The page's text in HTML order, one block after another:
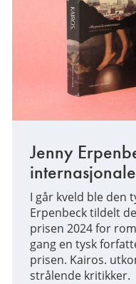
Jenny
I går kveld ble den
Erpenbeck tildelt
prisen 2024 for
gang en tysk
prisen. Kairos.
strålende kritikker.